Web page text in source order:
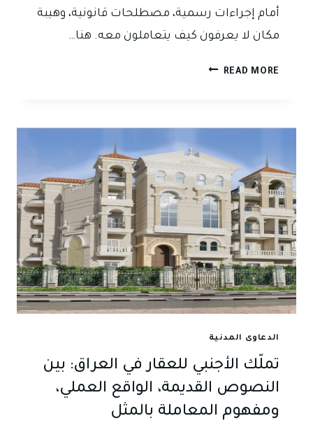
أمام إجراءات رسمية، مصطلحات قانونية، وهيبة
مكان لا يعرفون كيف يتعاملون معه. هنا…
READ MORE في
لفهم
المحكمة
والتصرف
بثقة
داخلها
الدعاوى المدنية
تملّك الأجنبي للعقار في العراق: بين
النصوص القديمة، الواقع العملي،
ومفهوم المعاملة بالمثل